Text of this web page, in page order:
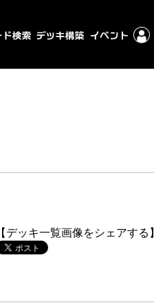
【デッキ一覧画像をシェアする】